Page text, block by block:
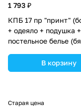
1 793 ₽
КПБ 17 пр "принт"
+ одеяло + подушка +
постельное белье
(№П207_4а8бб_12)
ассортименте.
В корзину
Старая цена